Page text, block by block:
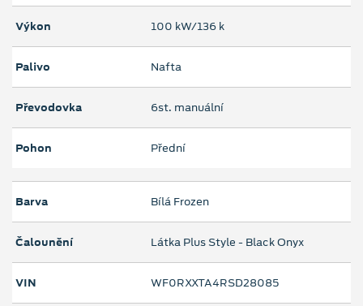
Výkon 100 kW/136 k
Palivo Nafta
Převodovka 6st. manuální
Pohon Přední
Barva Bílá Frozen
Čalounění Látka Plus Style - Black Onyx
VIN WF0RXXTA4RSD28085